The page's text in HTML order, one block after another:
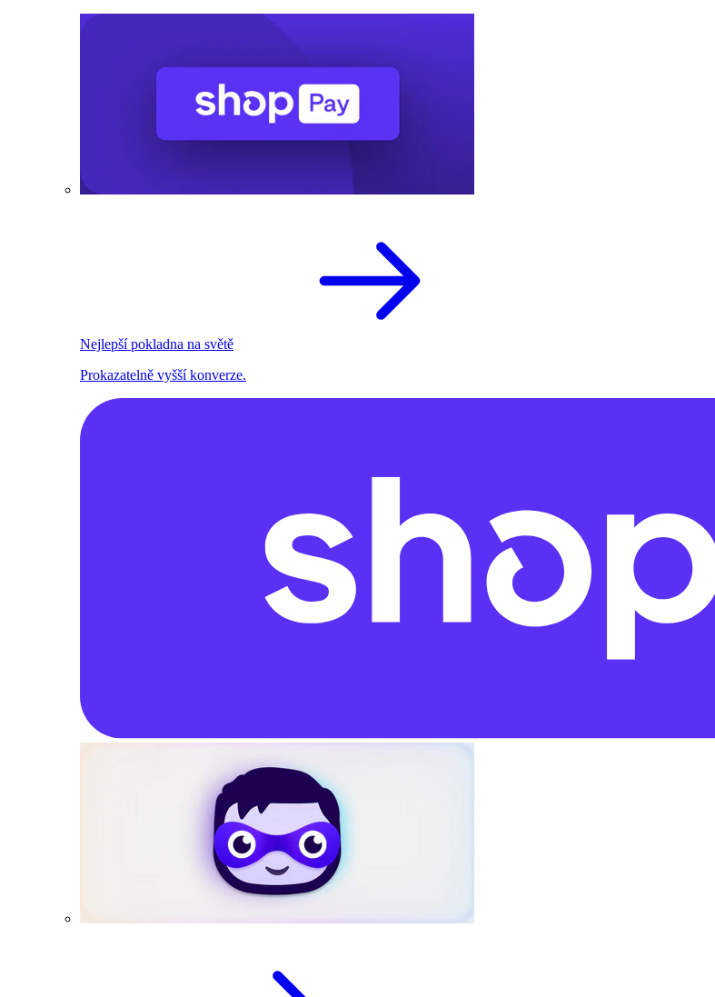
Nejlepší pokladna na světě
Prokazatelně vyšší konverze.